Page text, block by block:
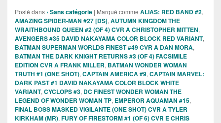
Posté dans › Sans catégorie | Marqué comme ALIAS: RED BAND #2,
AMAZING SPIDER-MAN #27 [DS], AUTUMN KINGDOM THE
WRAITHBOUND QUEEN #2 (OF 4) CVR A CHRISTOPHER MITTEN,
AVENGERS #35 DAVID NAKAYAMA COLOR BLOCK RED VARIANT,
BATMAN SUPERMAN WORLDS FINEST #49 CVR A DAN MORA,
BATMAN THE DARK KNIGHT RETURNS #3 (OF 4) FACSIMILE
EDITION CVR A FRANK MILLER, BATMAN WONDER WOMAN
TRUTH #1 (ONE SHOT), CAPTAIN AMERICA #9, CAPTAIN MARVEL:
DARK PAST #1 DAVID NAKAYAMA COLOR BLOCK WHITE
VARIANT, CYCLOPS #3, DC FINEST WONDER WOMAN THE
LEGEND OF WONDER WOMAN TP, EMPEROR AQUAMAN #15,
FINAL BOSS MASKED VIGILANTE (ONE SHOT) CVR A TYLER
KIRKHAM (MR), FURY OF FIRESTORM #1 (OF 6) CVR E CHRIS